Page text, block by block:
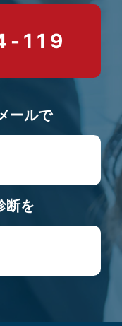
119
ールで
断を